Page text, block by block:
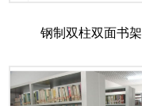
钢制双柱双面书架